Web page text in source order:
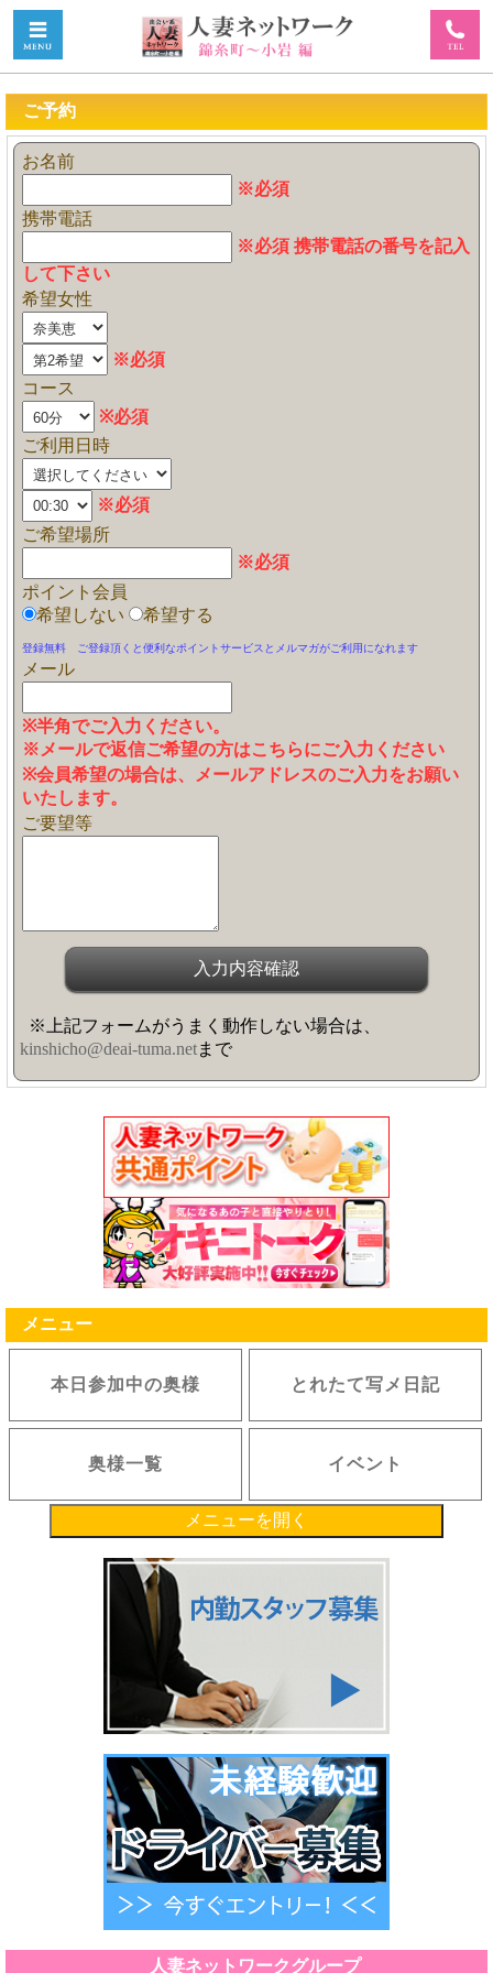
ご予約
お名前
※必須
携帯電話
※必須 携帯電話の番号を記入
して下さい
希望女性
※必須
コース
※必須
ご利用日時
※必須
ご希望場所
※必須
ポイント会員
希望しない
希望する
登録無料 ご登録頂くと便利なポイントサービスとメルマガがご利用になれます
メール
※半角でご入力ください。
※メールで返信ご希望の方はこちらにご入力ください
※会員希望の場合は、メールアドレスのご入力をお願い
いたします。
ご要望等
※上記フォームがうまく動作しない場合は、
kinshicho@deai-tuma.netまで
メニュー
本日参加中の奥様 とれたて写メ日記
奥様一覧 イベント
メニューを開く
人妻ネットワークグループ